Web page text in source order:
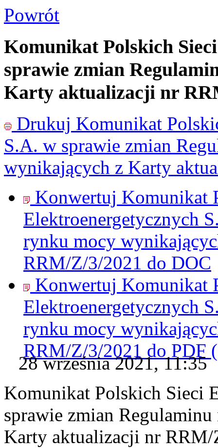
Powrót
Komunikat Polskich
sprawie zmian
Karty aktualizacji nr
Drukuj Komunikat
S.A. w sprawie zmian
wynikających z Karty
Konwertuj Komunikat
Elektroenergetycznych
rynku mocy
RRM/Z/3/2021 do DOC
Konwertuj Komunikat
Elektroenergetycznych
rynku mocy
RRM/Z/3/2021 do PDF
28 września 2021, 11:35
Komunikat Polskich Sieci
sprawie zmian
Karty aktualizacji nr